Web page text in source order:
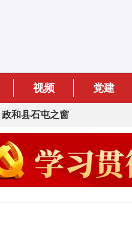
视频 党建
政和县石屯之窗